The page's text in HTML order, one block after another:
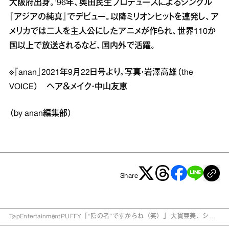
大阪府出身。'96年、奥田民生プロデュースによるシングル
『アジアの純真』でデビュー。以降ミリオンヒットを連発し、ア
メリカでは二人を主人公にしたアニメが作られ、世界110か
国以上で放送されるなど、国内外で活躍。
※『anan』2021年9月22日号より。写真・岩澤高雄（the
VOICE） ヘア＆メイク・中山友恵
（by anan編集部）
Share
TopEntertainment PUFFY「“陰の者”ですからね（笑）」 大貫亜美、シル